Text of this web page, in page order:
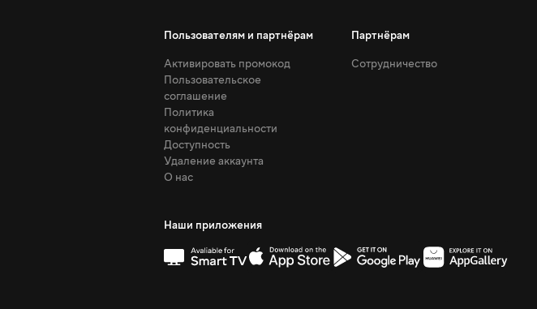
Пользователям и партнёрам
Активировать промокод
Пользовательское
соглашение
Политика
конфиденциальности
Доступность
Удаление аккаунта
О нас
Партнёрам
Сотрудничество
Наши приложения